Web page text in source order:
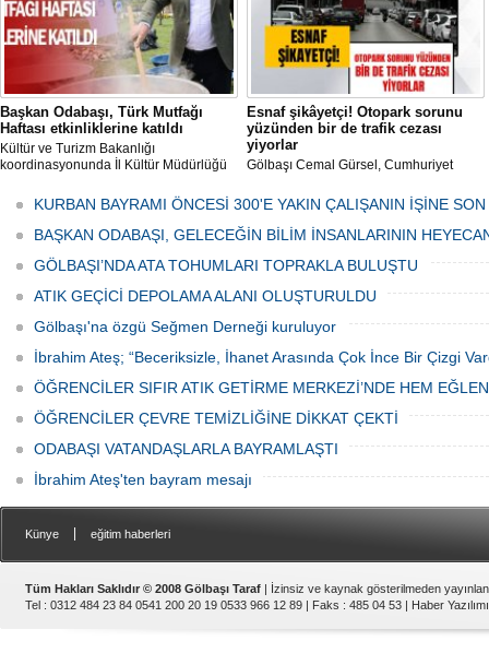
Başkan Odabaşı, Türk Mutfağı
Haftası etkinliklerine katıldı
Kültür ve Turizm Bakanlığı
koordinasyonunda İl Kültür Müdürlüğü
Haftası" etkinlikleri Ankara'da devam
ediyor.
Esnaf şikâyetçi! Otopark sorunu
yüzünden bir de trafik cezası
yiyorlar
Gölbaşı Cemal Gürsel, Cumhuriyet
bulunan esnaf ve alışverişe gelen
vatandaşlar park cezaları yüzünden
canından bezdi.
KURBAN BAYRAMI ÖNCESİ 300'E YAKIN ÇALIŞANIN İŞİNE
BAŞKAN ODABAŞI, GELECEĞİN BİLİM İNSANLARININ
GÖLBAŞI’NDA ATA TOHUMLARI TOPRAKLA BULUŞTU
ATIK GEÇİCİ DEPOLAMA ALANI OLUŞTURULDU
Gölbaşı'na özgü Seğmen Derneği kuruluyor
İbrahim Ateş; “Beceriksizle, İhanet Arasında Çok İnce Bir Çizgi
ÖĞRENCİLER SIFIR ATIK GETİRME MERKEZİ’NDE HEM
ÖĞRENCİLER ÇEVRE TEMİZLİĞİNE DİKKAT ÇEKTİ
ODABAŞI VATANDAŞLARLA BAYRAMLAŞTI
İbrahim Ateş'ten bayram mesajı
Künye eğitim haberleri
Tüm Hakları Saklıdır © 2008 Gölbaşı Taraf | İzinsiz ve kaynak gösterilmeden
Tel : 0312 484 23 84 0541 200 20 19 0533 966 12 89 | Faks : 485 04 53 | Haber Yazılımı